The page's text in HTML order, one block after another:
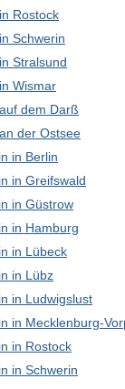
Rostock
Schwerin
Stralsund
Wismar
dem Darß
der Ostsee
in Berlin
in Greifswald
in Güstrow
in Hamburg
in Lübeck
in Lübz
in Ludwigslust
in Mecklenburg-
in Rostock
in Schwerin